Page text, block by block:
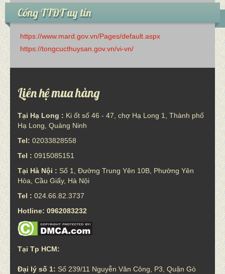
Cổng TTĐT uy tín
https://www.mard.gov.vn/Pages/default.aspx
https://tongcucthuysan.gov.vn/vi-vn/
Liên hệ mua hàng
Tại Hạ Long : Ki ốt số 46 - 47, chợ Hạ Long 1, Thành phố
Hạ Long, Quảng Ninh
Tel: 02033828558
Tel : 0915085151
Tại Hà Nội : Số 1, Đường Trung Yên 10B, Phường Yên
Hòa, Cầu Giấy, Hà Nội
Tel : 024.66.82.3737
Hotline: 0962083232
Tại Tp HCM:
Đại lý số 1: Số 239/11 Nguyễn Văn Công, P3, Quận Gò